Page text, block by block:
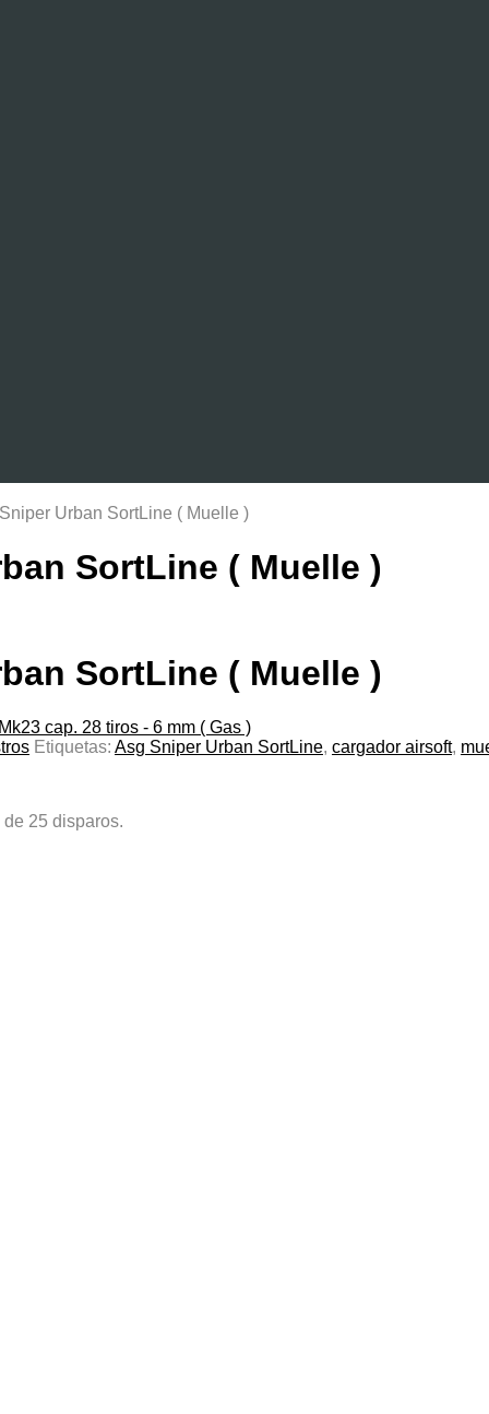
Urban SortLine ( Muelle )
SortLine ( Muelle )
SortLine ( Muelle )
cap. 28 tiros - 6 mm ( Gas )
Etiquetas: Asg Sniper Urban SortLine, cargador airsoft,
25 disparos.